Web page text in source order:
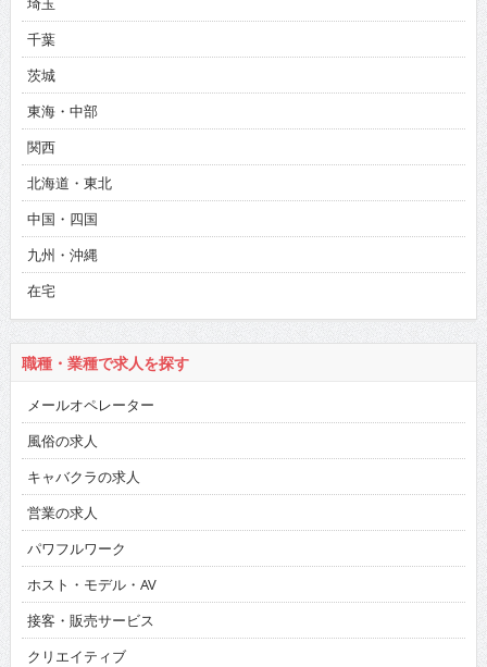
千葉
茨城
東海・中部
関西
北海道・東北
中国・四国
九州・沖縄
在宅
職種・業種で求人を探す
メールオペレーター
風俗の求人
キャバクラの求人
営業の求人
パワフルワーク
ホスト・モデル・AV
接客・販売サービス
クリエイティブ